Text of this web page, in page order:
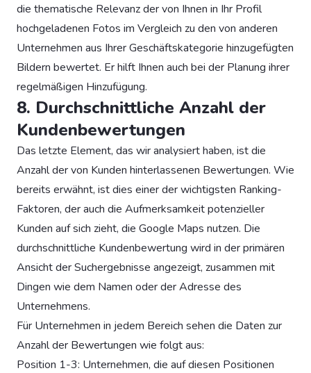
die thematische Relevanz der von Ihnen in Ihr Profil
hochgeladenen Fotos im Vergleich zu den von anderen
Unternehmen aus Ihrer Geschäftskategorie hinzugefügten
Bildern bewertet. Er hilft Ihnen auch bei der Planung ihrer
regelmäßigen Hinzufügung.
8. Durchschnittliche Anzahl der
Kundenbewertungen
Das letzte Element, das wir analysiert haben, ist die
Anzahl der von Kunden hinterlassenen Bewertungen. Wie
bereits erwähnt, ist dies einer der wichtigsten Ranking-
Faktoren, der auch die Aufmerksamkeit potenzieller
Kunden auf sich zieht, die Google Maps nutzen. Die
durchschnittliche Kundenbewertung wird in der primären
Ansicht der Suchergebnisse angezeigt, zusammen mit
Dingen wie dem Namen oder der Adresse des
Unternehmens.
Für Unternehmen in jedem Bereich sehen die Daten zur
Anzahl der Bewertungen wie folgt aus:
Position 1-3: Unternehmen, die auf diesen Positionen